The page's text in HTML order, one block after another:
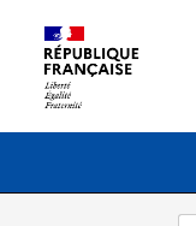
Menu principal